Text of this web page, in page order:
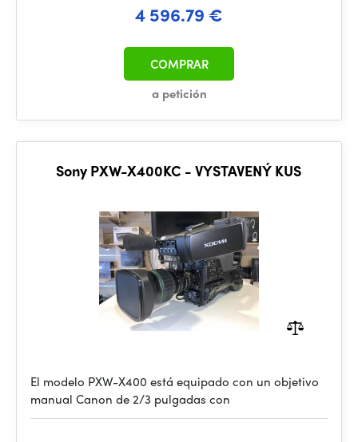
4 596.79 €
a petición
COMPRAR
Sony PXW-X400KC - VYSTAVENÝ KUS
El modelo PXW-X400 está equipado con un objetivo
manual Canon de 2/3 pulgadas con